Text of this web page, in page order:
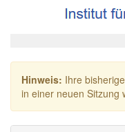
Hinweis: Ihre
in einer neuen Sitzung